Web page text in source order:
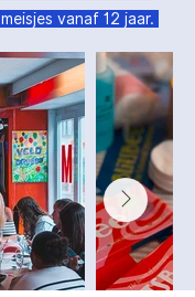
vanaf 12 jaar.